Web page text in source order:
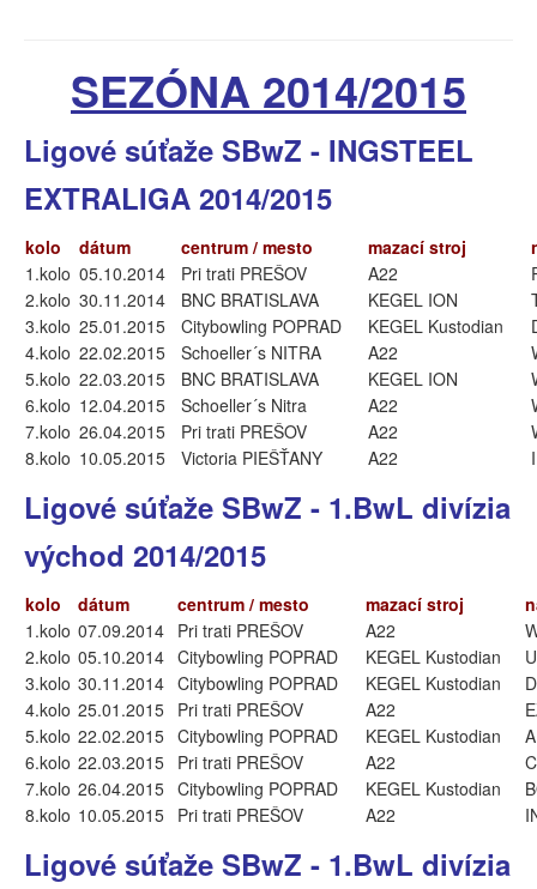
SEZÓNA 2014/2015
Ligové súťaže SBwZ - INGSTEEL
EXTRALIGA 2014/2015
kolo dátum centrum / mesto mazací stroj
1.kolo 05.10.2014 Pri trati PREŠOV A22
2.kolo 30.11.2014 BNC BRATISLAVA KEGEL ION
3.kolo 25.01.2015 Citybowling POPRAD KEGEL Kustodian
4.kolo 22.02.2015 Schoeller´s NITRA A22
5.kolo 22.03.2015 BNC BRATISLAVA KEGEL ION
6.kolo 12.04.2015 Schoeller´s Nitra A22
7.kolo 26.04.2015 Pri trati PREŠOV A22
8.kolo 10.05.2015 Victoria PIEŠŤANY A22
Ligové súťaže SBwZ - 1.BwL divízia
východ 2014/2015
kolo dátum centrum / mesto mazací stroj
1.kolo 07.09.2014 Pri trati PREŠOV A22
2.kolo 05.10.2014 Citybowling POPRAD KEGEL Kustodian
3.kolo 30.11.2014 Citybowling POPRAD KEGEL Kustodian
4.kolo 25.01.2015 Pri trati PREŠOV A22
5.kolo 22.02.2015 Citybowling POPRAD KEGEL Kustodian
6.kolo 22.03.2015 Pri trati PREŠOV A22
7.kolo 26.04.2015 Citybowling POPRAD KEGEL Kustodian
8.kolo 10.05.2015 Pri trati PREŠOV A22
Ligové súťaže SBwZ - 1.BwL divízia